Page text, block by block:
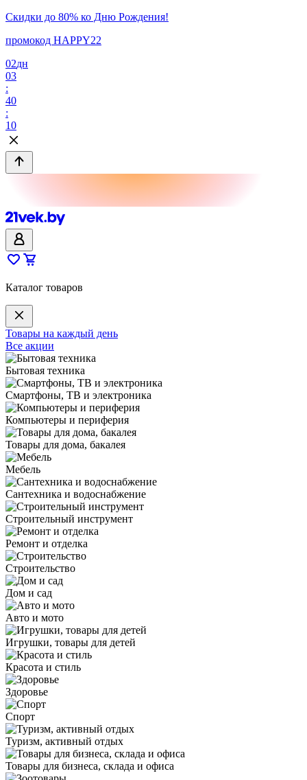
Скидки до 80% ко Дню Рождения!
промокод HAPPY22
02дн
03
:
40
:
10
Каталог товаров
Товары на каждый день
Все акции
Бытовая техника
Смартфоны, ТВ и электроника
Компьютеры и периферия
Товары для дома, бакалея
Мебель
Сантехника и водоснабжение
Строительный инструмент
Ремонт и отделка
Строительство
Дом и сад
Авто и мото
Игрушки, товары для детей
Красота и стиль
Здоровье
Спорт
Туризм, активный отдых
Товары для бизнеса, склада и офиса